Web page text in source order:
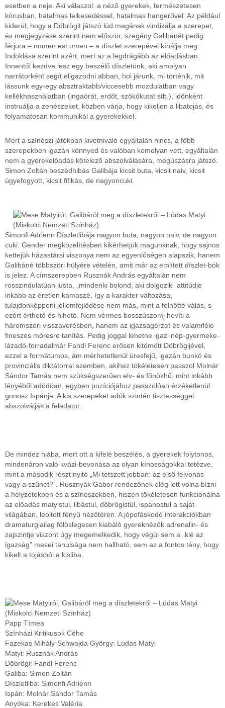
esetben a neje. Aki válaszol: a néző gyerekek, természetesen
kórusban, hatalmas lelkesedéssel, hatalmas hangerővel. Az például
kiderül, hogy a Döbrögit játszó lúd magának vindikálja a szerepet,
és megjegyzése szerint nem először, szegény Galibánét pedig
férjura – nomen est omen – a díszlet szerepével kínálja meg.
Indoklása szerint azért, mert az a legdrágább az előadásban.
Innentől kezdve lesz egy beszélő díszletünk, aki amolyan
narrátorként segít eligazodni abban, hol járunk, mi történik, mit
lássunk egy-egy absztraktabb/viccesebb mozdulatban vagy
kellékhasználatban (ingaórát, erdőt, szökőkutat stb.), időnként
instruálja a zenészeket, közben várja, hogy kikeljen a libatojás, és
folyamatosan kommunikál a gyerekekkel.
Mert a színészi játékban kivetnivaló egyáltalán nincs, a főbb
szerepekben igazán könnyed és valóban komolyan vett, egyáltalán
nem a gyerekelőadás kötelező abszolválására, megúszásra játszó.
Simon Zoltán beszédhibás Galibája kicsit buta, kicsit naiv, kicsit
ügyefogyott, kicsit fifikás, de nagyoncuki.
Simonfi Adrienn Díszletlibája nagyon buta, nagyon naiv, de nagyon
cuki. Gender megközelítésben kikérhetjük magunknak, hogy sajnos
kettejük házastársi viszonya nem az egyenlőségen alapszik, hanem
Galibáné többszöri hülyére vételén, amit már az említett díszlet-bók
is jelez. A címszerepben Rusznák András egyáltalán nem
rosszindulatúan lusta, „mindenki bolond, aki dolgozik” attitűdje
inkább az éretlen kamaszé, így a karakter változása,
tulajdonképpeni jellemfejlődése nem más, mint a felnőtté válás, s
ezért érthető és hihető. Nem vérmes bosszúszomj hevíti a
háromszori visszaverésben, hanem az igazságérzet és valamiféle
fineszes móresre tanítás. Pedig joggal lehetne igazi nép-gyermeke-
lázadó-forradalmár Fandl Ferenc erősen kitömött Döbrögijével,
ezzel a formátumos, ám mérhetetlenül üresfejű, igazán bunkó és
provinciális diktátorral szemben, akihez tökéletesen passzol Molnár
Sándor Tamás nem szükségszerűen elv- és főnökhű, mint inkább
lényéből adódóan, egyben pozíciójához passzolóan érzéketlenül
gonosz Ispánja. A kis szerepeket adók szintén tisztességgel
abszolválják a feladatot.
De mindez hiába, mert ott a kifelé beszélés, a gyerekek folytonos,
mindenáron való kvázi-bevonása az olyan kínosságokkal tetézve,
mint a második részt nyitó „Mi tetszett jobban: az első felvonás
vagy a szünet?”. Rusznyák Gábor rendezőnek elég lett volna bízni
a helyzetekben és a színészekben, hiszen tökéletesen funkcionálna
az előadás matyistul, libástul, döbrögistül, ispánostul a saját
világában, leoltott fényű nézőtéren. A jópofáskodó interakciókban
dramaturgiailag fölöslegesen kiabáló gyereknézők adrenalin- és
zajszintje viszont úgy megemelkedik, hogy végül sem a „kié az
igazság” mesei tanulsága nem hallható, sem az a fontos tény, hogy
kikelt a tojásból a kisliba.
Papp Tímea
Színházi Kritikusok Céhe
Fazekas Mihály-Schwajda György: Lúdas Matyi
Matyi: Rusznák András
Döbrögi: Fandl Ferenc
Galiba: Simon Zoltán
Díszletliba: Simonfi Adrienn
Ispán: Molnár Sándor Tamás
Anyóka: Kerekes Valéria